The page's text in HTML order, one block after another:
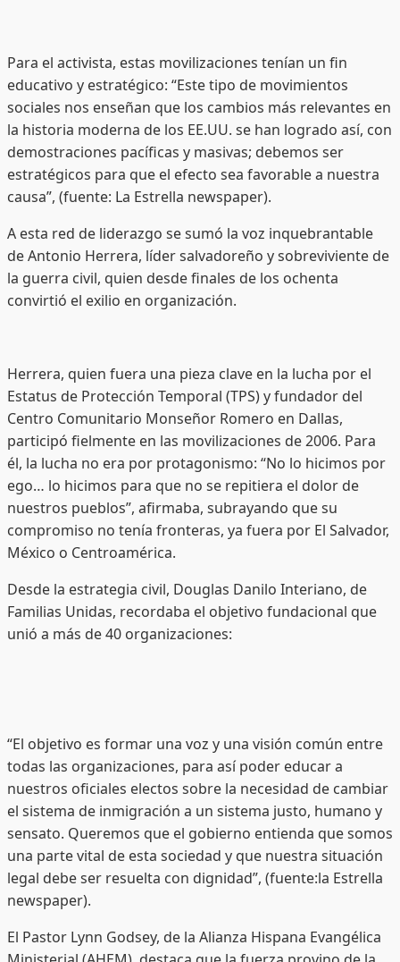
Para el activista, estas movilizaciones tenían un fin
educativo y estratégico: “Este tipo de movimientos
sociales nos enseñan que los cambios más relevantes en
la historia moderna de los EE.UU. se han logrado así, con
demostraciones pacíficas y masivas; debemos ser
estratégicos para que el efecto sea favorable a nuestra
causa”, (fuente: La Estrella newspaper).
A esta red de liderazgo se sumó la voz inquebrantable
de Antonio Herrera, líder salvadoreño y sobreviviente de
la guerra civil, quien desde finales de los ochenta
convirtió el exilio en organización.
Herrera, quien fuera una pieza clave en la lucha por el
Estatus de Protección Temporal (TPS) y fundador del
Centro Comunitario Monseñor Romero en Dallas,
participó fielmente en las movilizaciones de 2006. Para
él, la lucha no era por protagonismo: “No lo hicimos por
ego… lo hicimos para que no se repitiera el dolor de
nuestros pueblos”, afirmaba, subrayando que su
compromiso no tenía fronteras, ya fuera por El Salvador,
México o Centroamérica.
Desde la estrategia civil, Douglas Danilo Interiano, de
Familias Unidas, recordaba el objetivo fundacional que
unió a más de 40 organizaciones:
“El objetivo es formar una voz y una visión común entre
todas las organizaciones, para así poder educar a
nuestros oficiales electos sobre la necesidad de cambiar
el sistema de inmigración a un sistema justo, humano y
sensato. Queremos que el gobierno entienda que somos
una parte vital de esta sociedad y que nuestra situación
legal debe ser resuelta con dignidad”, (fuente:la Estrella
newspaper).
El Pastor Lynn Godsey, de la Alianza Hispana Evangélica